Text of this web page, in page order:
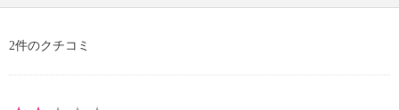
2件のクチコミ